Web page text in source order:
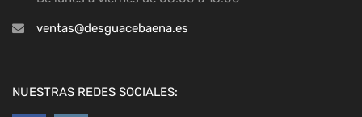
ventas@desguacebaena.es
NUESTRAS REDES SOCIALES: